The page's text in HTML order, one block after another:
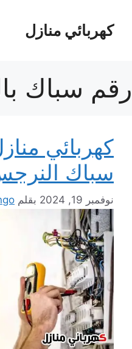
المحتوىكهربائي منازل
رقم سباك
كهربائي
سباك
نوفمبر 19, 2024 بقلم